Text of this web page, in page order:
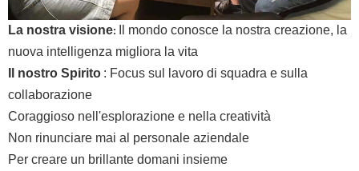
La nostra visione:
Il mondo conosce la nostra creazione, la
nuova intelligenza migliora la vita
Il nostro Spirito : Focus sul lavoro di squadra e sulla
collaborazione
Coraggioso nell'esplorazione e nella creatività
Non rinunciare mai al personale aziendale
Per creare un brillante domani insieme